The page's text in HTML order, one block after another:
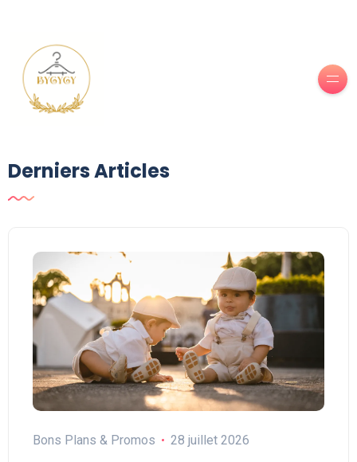
Derniers Articles
Bons Plans & Promos 28 juillet 2026